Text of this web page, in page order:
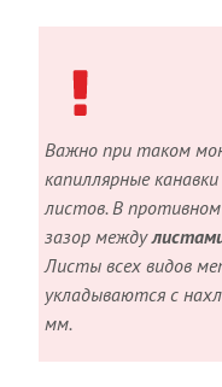
Важно при таком
капиллярные
листов. В
зазор между
Листы всех видов
укладываются с
мм.